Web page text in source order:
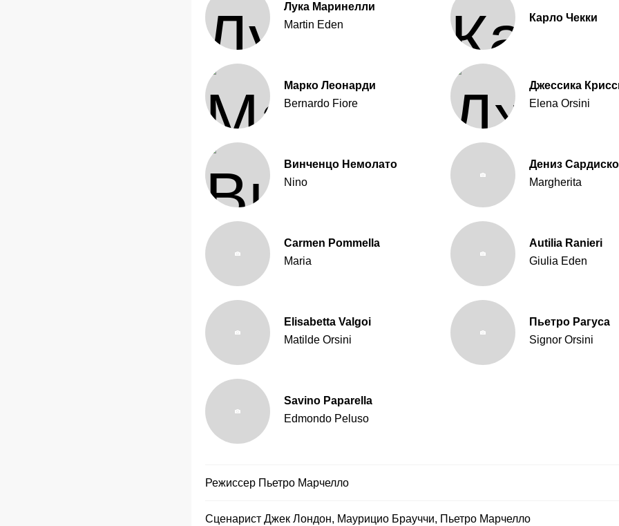
Лука Маринелли
Martin Eden
Карло Чекки
Марко Леонарди
Bernardo Fiore
Джессика
Elena Orsini
Винченцо Немолато
Nino
Дениз Сардиско
Margherita
Carmen Pommella
Maria
Autilia Ranieri
Giulia Eden
Elisabetta Valgoi
Matilde Orsini
Пьетро Рагуса
Signor Orsini
Savino Paparella
Edmondo Peluso
Режиссер Пьетро Марчелло
Сценарист Джек Лондон, Маурицио Брауччи, Пьетро Марчелло